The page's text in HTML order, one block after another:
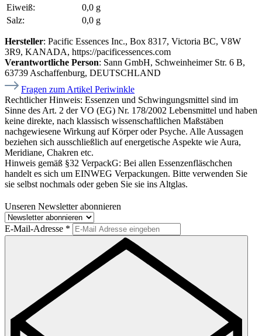
Eiweiß:
0,0 g
Salz:
0,0 g
Hersteller: Pacific Essences Inc., Box 8317, Victoria BC, V8W
3R9, KANADA, https://pacificessences.com
Verantwortliche Person: Sann GmbH, Schweinheimer Str. 6 B,
63739 Aschaffenburg, DEUTSCHLAND
Fragen zum Artikel Periwinkle
Rechtlicher Hinweis: Essenzen und Schwingungsmittel sind im
Sinne des Art. 2 der VO (EG) Nr. 178/2002 Lebensmittel und haben
keine direkte, nach klassisch wissenschaftlichen Maßstäben
nachgewiesene Wirkung auf Körper oder Psyche. Alle Aussagen
beziehen sich ausschließlich auf energetische Aspekte wie Aura,
Meridiane, Chakren etc.
Hinweis gemäß §32 VerpackG: Bei allen Essenzenfläschchen
handelt es sich um EINWEG Verpackungen. Bitte verwenden Sie
sie selbst nochmals oder geben Sie sie ins Altglas.
Unseren Newsletter abonnieren
E-Mail-Adresse *